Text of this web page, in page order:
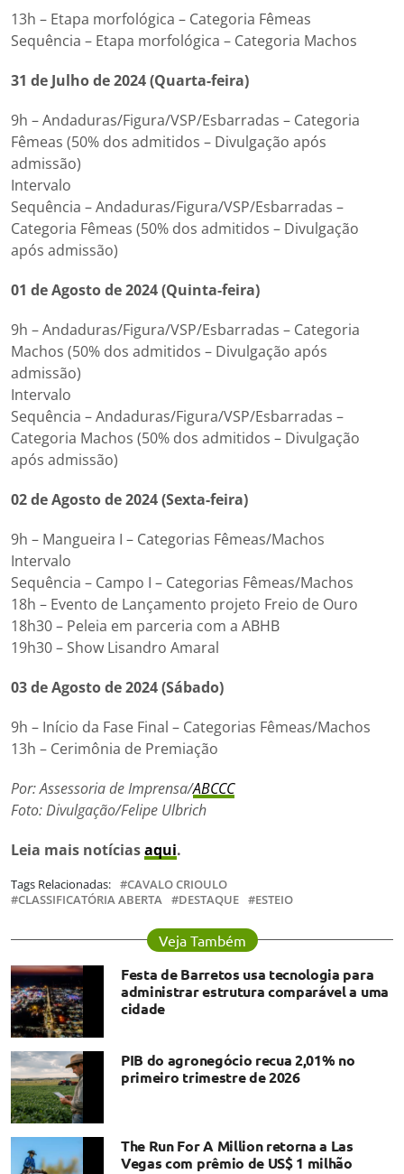
13h – Etapa morfológica – Categoria Fêmeas
Sequência – Etapa morfológica – Categoria Machos
31 de Julho de 2024 (Quarta-feira)
9h – Andaduras/Figura/VSP/Esbarradas – Categoria
Fêmeas (50% dos admitidos – Divulgação após
admissão)
Intervalo
Sequência – Andaduras/Figura/VSP/Esbarradas –
Categoria Fêmeas (50% dos admitidos – Divulgação
após admissão)
01 de Agosto de 2024 (Quinta-feira)
9h – Andaduras/Figura/VSP/Esbarradas – Categoria
Machos (50% dos admitidos – Divulgação após
admissão)
Intervalo
Sequência – Andaduras/Figura/VSP/Esbarradas –
Categoria Machos (50% dos admitidos – Divulgação
após admissão)
02 de Agosto de 2024 (Sexta-feira)
9h – Mangueira I – Categorias Fêmeas/Machos
Intervalo
Sequência – Campo I – Categorias Fêmeas/Machos
18h – Evento de Lançamento projeto Freio de Ouro
18h30 – Peleia em parceria com a ABHB
19h30 – Show Lisandro Amaral
03 de Agosto de 2024 (Sábado)
9h – Início da Fase Final – Categorias Fêmeas/Machos
13h – Cerimônia de Premiação
Por: Assessoria de Imprensa/ABCCC
Foto: Divulgação/Felipe Ulbrich
Leia mais notíciasaqui.
Tags Relacionadas:
CAVALO CRIOULO
CLASSIFICATÓRIA ABERTA
DESTAQUE ESTEIO
Veja Também
Festa de Barretos usa tecnologia para
administrar estrutura comparável a uma
cidade
PIB do agronegócio recua 2,01% no
primeiro trimestre de 2026
The Run For A Million retorna a Las
Vegas com prêmio de US$ 1 milhão